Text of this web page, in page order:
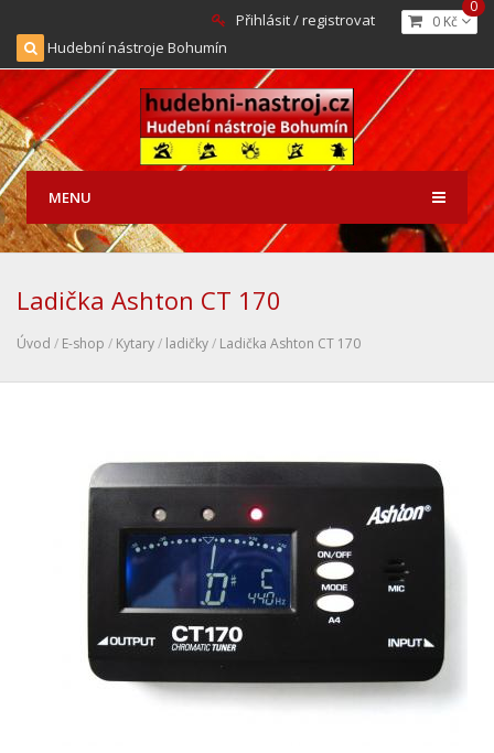
0 Kč
0
Přihlásit / registrovat
Hudební nástroje Bohumín
MENU
Ladička Ashton CT 170
Úvod / E-shop / Kytary/ ladičky/ Ladička Ashton CT 170